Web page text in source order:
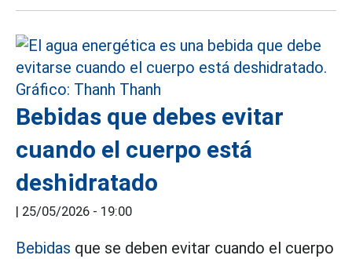
Bebidas que debes evitar
cuando el cuerpo está
deshidratado
| 25/05/2026 - 19:00
Bebidas que se deben evitar cuando el cuerpo